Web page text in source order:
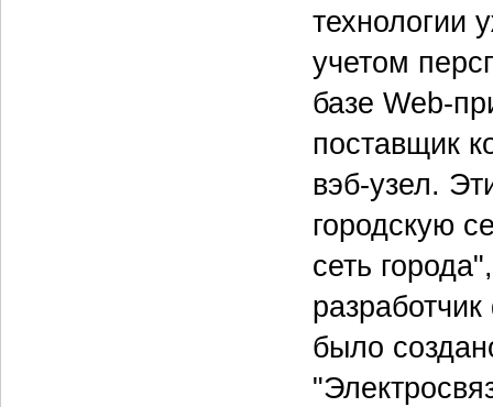
технологии
учетом
базе Web-
поставщик
вэб-узел.
городскую
сеть
было